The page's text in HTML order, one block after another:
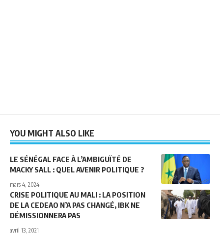
YOU MIGHT ALSO LIKE
LE SÉNÉGAL FACE À L’AMBIGUÏTÉ DE
MACKY SALL : QUEL AVENIR POLITIQUE ?
mars 4, 2024
CRISE POLITIQUE AU MALI : LA POSITION
DE LA CEDEAO N’A PAS CHANGÉ, IBK NE
DÉMISSIONNERA PAS
avril 13, 2021